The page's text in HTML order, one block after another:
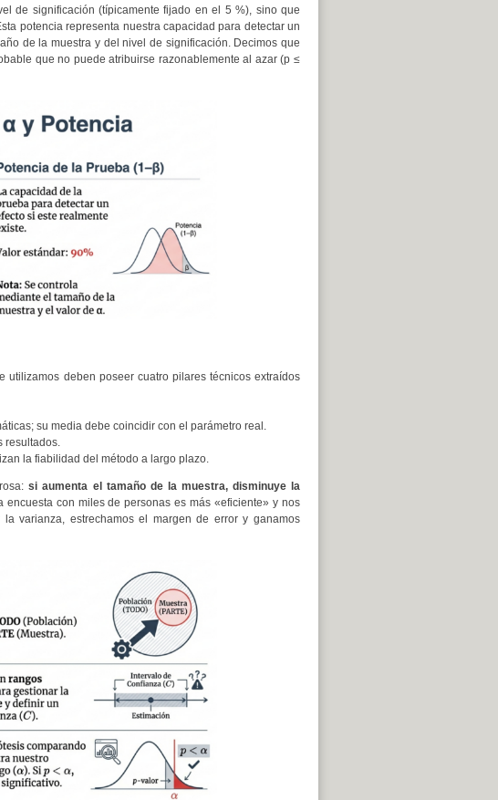
de significación (típicamente fijado en el 5 %), sino que
potencia representa nuestra capacidad para detectar un
de la muestra y del nivel de significación. Decimos que
que no puede atribuirse razonablemente al azar (p ≤
utilizamos deben poseer cuatro pilares técnicos extraídos
su media debe coincidir con el parámetro real.
resultados.
la fiabilidad del método a largo plazo.
si aumenta el tamaño de la muestra, disminuye la
con miles de personas es más «eficiente» y nos
varianza, estrechamos el margen de error y ganamos